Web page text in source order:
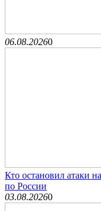
06.08.20260
Кто остановил атаки
по России
03.08.20260